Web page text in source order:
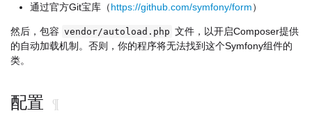
通过官方Git宝库（https://github.com/symfony/form）
然后，包容 vendor/autoload.php 文件，以开启Composer提供
的自动加载机制。否则，你的程序将无法找到这个Symfony组件的
类。
配置 ¶